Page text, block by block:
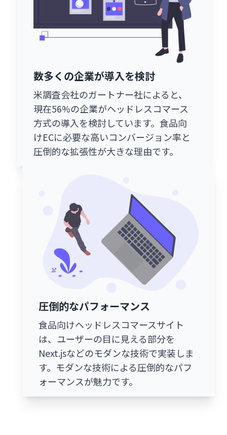
数多くの企業が導入を検討
米調査会社のガートナー社によると、
現在56%の企業がヘッドレスコマース
方式の導入を検討しています。食品向
けECに必要な高いコンバージョン率と
圧倒的な拡張性が大きな理由です。
圧倒的なパフォーマンス
食品向けヘッドレスコマースサイト
は、ユーザーの目に見える部分を
Next.jsなどのモダンな技術で実装しま
す。モダンな技術による圧倒的なパフ
ォーマンスが魅力です。